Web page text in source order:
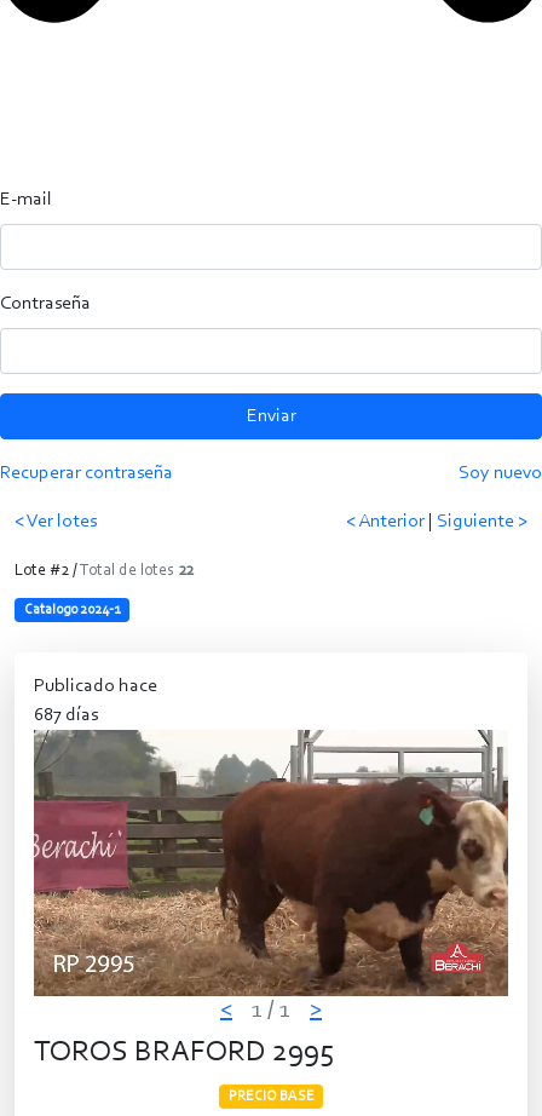
E-mail
Contraseña
Enviar
Recuperar contraseña Soy nuevo
< Ver lotes < Anterior Siguiente >
Lote #2 /Total de lotes 22
Catalogo 2024-1
Publicado hace
687 días
< 1 / 1 >
TOROS BRAFORD 2995
PRECIO BASE